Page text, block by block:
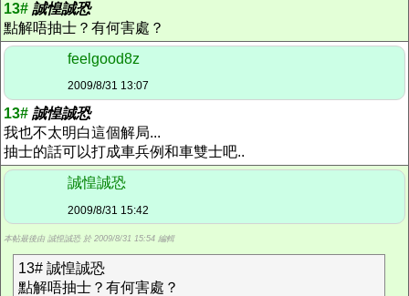
13# 誠惶誠恐
點解唔抽士？有何害處？
feelgood8z
2009/8/31 13:07
13# 誠惶誠恐
我也不太明白這個解局...
抽士的話可以打成車兵例和車雙士吧..
誠惶誠恐
2009/8/31 15:42
本帖最後由 誠惶誠恐 於 2009/8/31 15:54 編輯
13# 誠惶誠恐
點解唔抽士？有何害處？